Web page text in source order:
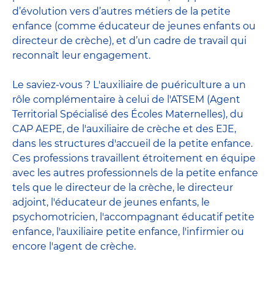
d’évolution vers d’autres métiers de la petite
enfance (comme éducateur de jeunes enfants ou
directeur de crèche), et d’un cadre de travail qui
reconnaît leur engagement.
Le saviez-vous ? L'auxiliaire de puériculture a un
rôle complémentaire à celui de l'ATSEM (Agent
Territorial Spécialisé des Écoles Maternelles), du
CAP AEPE, de l'auxiliaire de crèche et des EJE,
dans les structures d'accueil de la petite enfance.
Ces professions travaillent étroitement en équipe
avec les autres professionnels de la petite enfance
tels que le directeur de la crèche, le directeur
adjoint, l'éducateur de jeunes enfants, le
psychomotricien, l'accompagnant éducatif petite
enfance, l'auxiliaire petite enfance, l'infirmier ou
encore l'agent de crèche.